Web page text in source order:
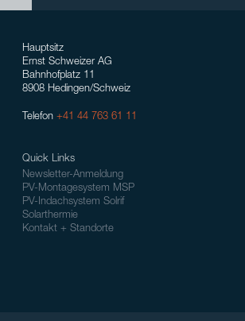
Hauptsitz
Ernst Schweizer AG
Bahnhofplatz 11
8908 Hedingen/Schweiz
Telefon +41 44 763 61 11
Quick Links
Newsletter-Anmeldung
PV-Montagesystem MSP
PV-Indachsystem Solrif
Solarthermie
Kontakt + Standorte